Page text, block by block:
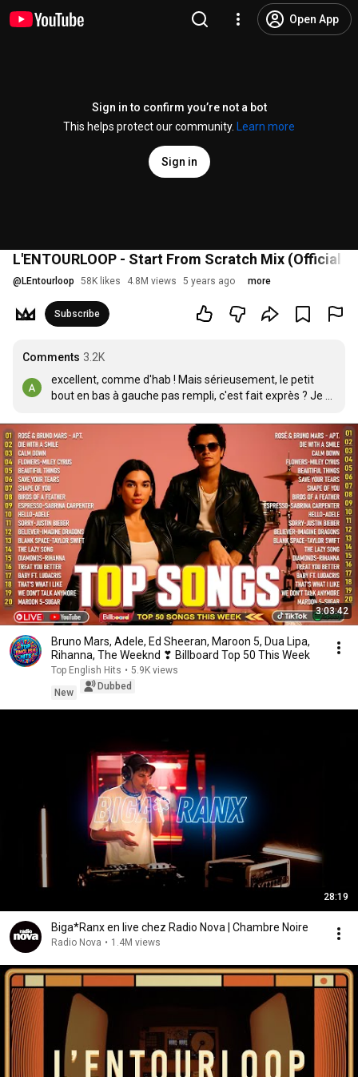
Open App
Sign in to confirm you’re not a bot
This helps protect our community.
Learn more
Sign in
L'ENTOURLOOP - Start From Scratch Mix (Official
@ LEntourloop 58K likes 4.8M views 5 years ago more
Subscribe
Comments 3.2K
excellent, comme d'hab ! Mais sérieusement, le petit
bout en bas à gauche pas rempli, c'est fait exprès ? Je
remplisse, j'attend, j'attend.. C'est fourbe !
3:03:42
Bruno Mars, Adele, Ed Sheeran, Maroon 5, Dua Lipa,
Rihanna, The Weeknd ❣ Billboard Top 50 This Week
Top English Hits • 5.9K views
New
Dubbed
28:19
Biga*Ranx en live chez Radio Nova | Chambre Noire
Radio Nova • 1.4M views